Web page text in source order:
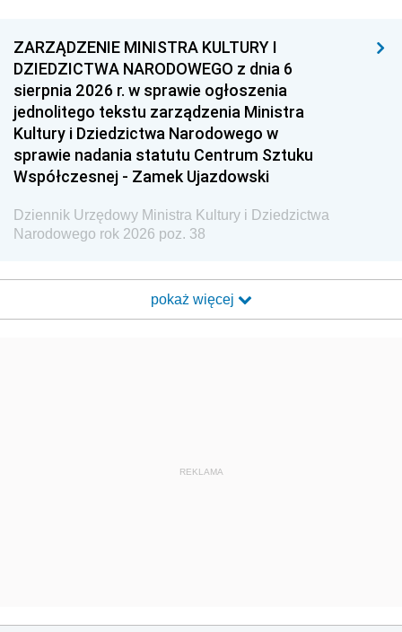
ZARZĄDZENIE MINISTRA KULTURY I
DZIEDZICTWA NARODOWEGO z dnia 6
sierpnia 2026 r. w sprawie ogłoszenia
jednolitego tekstu zarządzenia Ministra
Kultury i Dziedzictwa Narodowego w
sprawie nadania statutu Centrum Sztuku
Współczesnej - Zamek Ujazdowski
Dziennik Urzędowy Ministra Kultury i Dziedzictwa
Narodowego rok 2026 poz. 38
pokaż więcej
REKLAMA